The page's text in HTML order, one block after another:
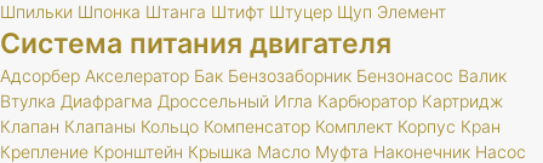
Шпильки Шпонка Штанга Штифт Штуцер Щуп Элемент
Система питания двигателя
Адсорбер Акселератор Бак Бензозаборник Бензонасос Валик
Втулка Диафрагма Дроссельный Игла Карбюратор Картридж
Клапан Клапаны Кольцо Компенсатор Комплект Корпус Кран
Крепление Кронштейн Крышка Масло Муфта Наконечник Насос